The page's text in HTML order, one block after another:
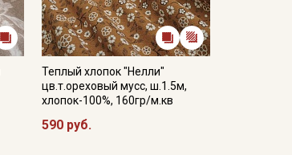
Теплый хлопок "Нелли"
цв.т.ореховый мусс, ш.1.5м,
хлопок-100%, 160гр/м.кв
590 руб.